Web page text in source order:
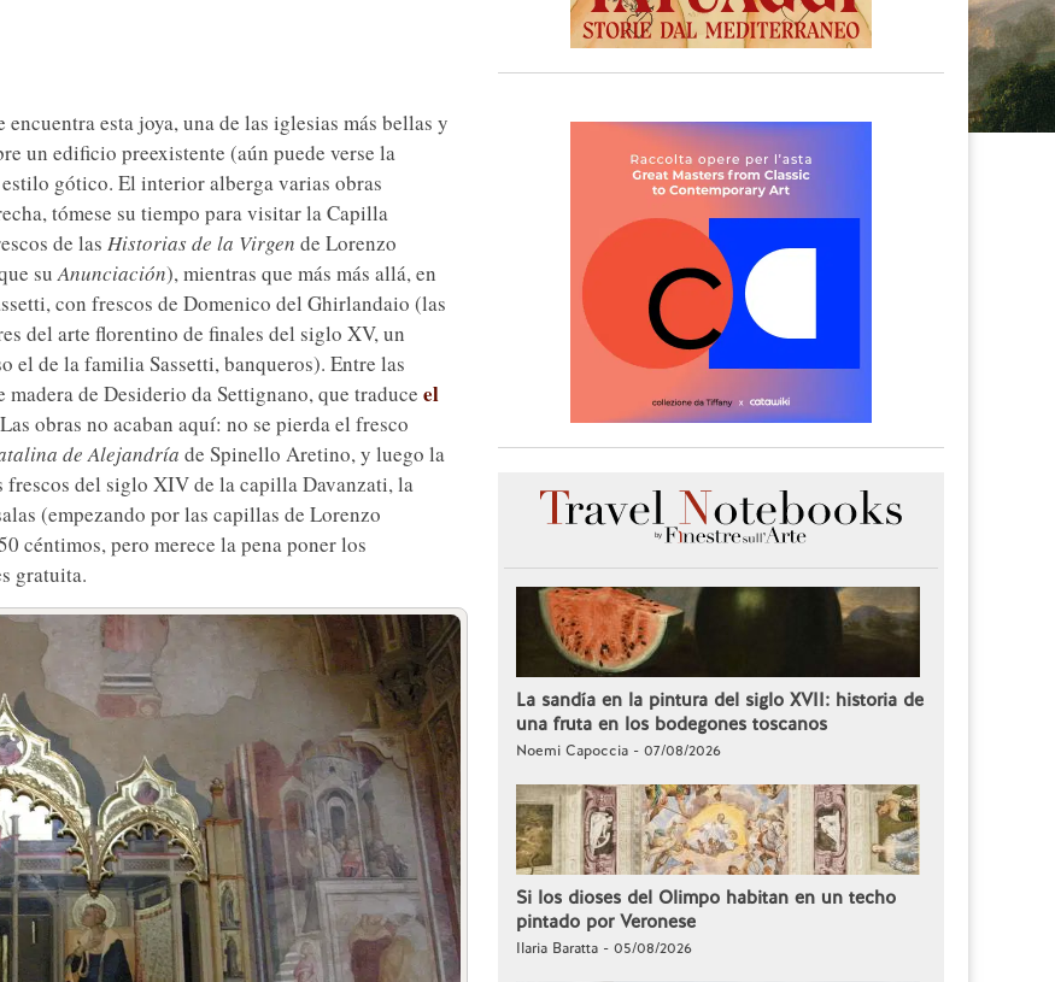
esta joya, una de las iglesias más bellas y
un edificio preexistente (aún puede verse la
gótico. El interior alberga varias obras
tómese su tiempo para visitar la Capilla
de las Historias de la Virgen de Lorenzo
suAnunciación), mientras que más más allá, en
con frescos de Domenico del Ghirlandaio (las
del arte florentino de finales del siglo XV, un
el de la familia Sassetti, banqueros). Entre las
madera de Desiderio da Settignano, que traduce el
obras no acaban aquí: no se pierda el fresco
de Alejandría de Spinello Aretino, y luego la
frescos del siglo XIV de la capilla Davanzati, la
(empezando por las capillas de Lorenzo
céntimos, pero merece la pena poner los
gratuita.
La sandía en la pintura del siglo XVII: historia de
una fruta en los bodegones toscanos
Noemi Capoccia - 07/08/2026
Si los dioses del Olimpo habitan en un techo
pintado por Veronese
Ilaria Baratta - 05/08/2026